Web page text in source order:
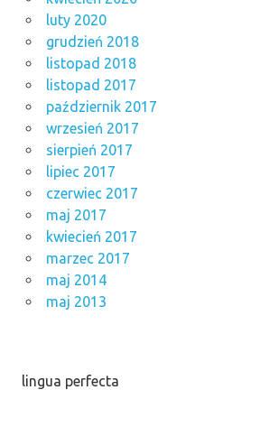
luty 2020
grudzień 2018
listopad 2018
listopad 2017
październik 2017
wrzesień 2017
sierpień 2017
lipiec 2017
czerwiec 2017
maj 2017
kwiecień 2017
marzec 2017
maj 2014
maj 2013
lingua perfecta